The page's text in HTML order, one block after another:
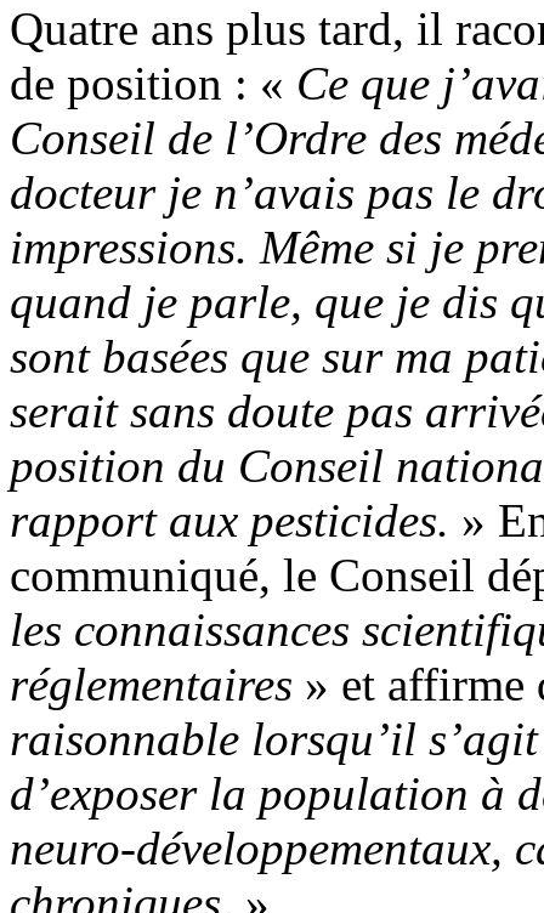
Quatre ans plus tard, il
de position : « Ce que
Conseil de l’Ordre des
docteur je n’avais pas le
impressions. Même si je
quand je parle, que je dis
sont basées que sur ma
serait sans doute pas
position du Conseil
rapport aux pesticides. »
communiqué, le Conseil
les connaissances
réglementaires » et affirme
raisonnable lorsqu’il
d’exposer la population à
neuro-développementaux,
chroniques. »